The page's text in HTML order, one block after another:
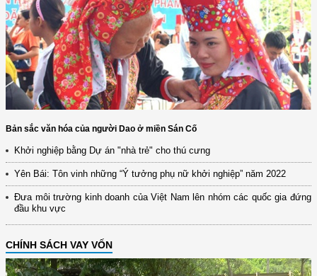
Bản sắc văn hóa của người Dao ở miền Sán Cố
Khởi nghiệp bằng Dự án "nhà trẻ" cho thú cưng
Yên Bái: Tôn vinh những “Ý tưởng phụ nữ khởi nghiệp” năm 2022
Đưa môi trường kinh doanh của Việt Nam lên nhóm các quốc gia đứng
đầu khu vực
CHÍNH SÁCH VAY VỐN